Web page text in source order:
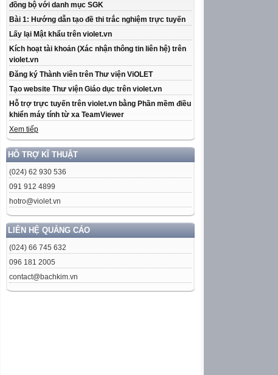
đồng bộ với danh mục SGK
Bài 1: Hướng dẫn tạo đề thi trắc nghiệm trực tuyến
Lấy lại Mật khẩu trên violet.vn
Kích hoạt tài khoản (Xác nhận thông tin liên hệ) trên
violet.vn
Đăng ký Thành viên trên Thư viện ViOLET
Tạo website Thư viện Giáo dục trên violet.vn
Hỗ trợ trực tuyến trên violet.vn bằng Phần mềm điều
khiển máy tính từ xa TeamViewer
Xem tiếp
HỖ TRỢ KĨ THUẬT
(024) 62 930 536
091 912 4899
hotro@violet.vn
LIÊN HỆ QUẢNG CÁO
(024) 66 745 632
096 181 2005
contact@bachkim.vn